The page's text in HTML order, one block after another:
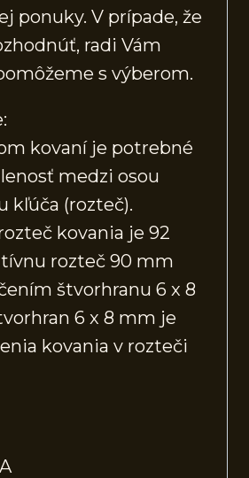
ponuky. V prípade, že
radi Vám
s výberom.
kovaní je potrebné
medzi osou
kľúča (rozteč).
kovania je 92
rozteč 90 mm
štvorhranu 6 x 8
6 x 8 mm je
kovania v rozteči